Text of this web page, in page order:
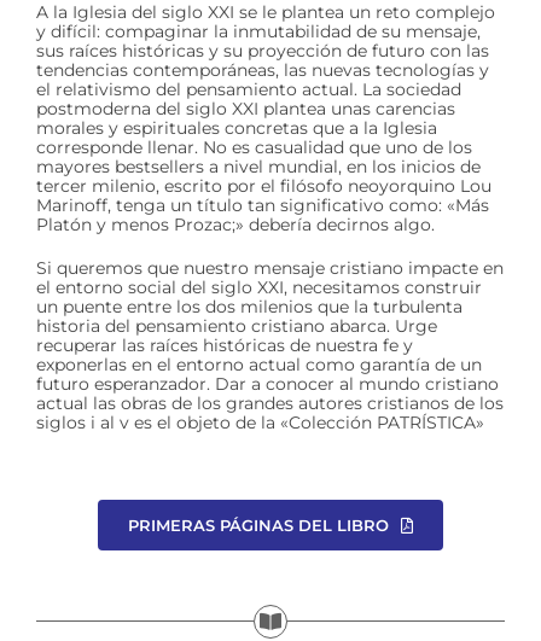
A la Iglesia del siglo XXI se le plantea un reto complejo
y difícil: compaginar la inmutabilidad de su mensaje,
sus raíces históricas y su proyección de futuro con las
tendencias contemporáneas, las nuevas tecnologías y
el relativismo del pensamiento actual. La sociedad
postmoderna del siglo XXI plantea unas carencias
morales y espirituales concretas que a la Iglesia
corresponde llenar. No es casualidad que uno de los
mayores bestsellers a nivel mundial, en los inicios de
tercer milenio, escrito por el filósofo neoyorquino Lou
Marinoff, tenga un título tan significativo como: «Más
Platón y menos Prozac;» debería decirnos algo.
Si queremos que nuestro mensaje cristiano impacte en
el entorno social del siglo XXI, necesitamos construir
un puente entre los dos milenios que la turbulenta
historia del pensamiento cristiano abarca. Urge
recuperar las raíces históricas de nuestra fe y
exponerlas en el entorno actual como garantía de un
futuro esperanzador. Dar a conocer al mundo cristiano
actual las obras de los grandes autores cristianos de los
siglos i al v es el objeto de la «Colección PATRÍSTICA»
PRIMERAS PÁGINAS DEL LIBRO